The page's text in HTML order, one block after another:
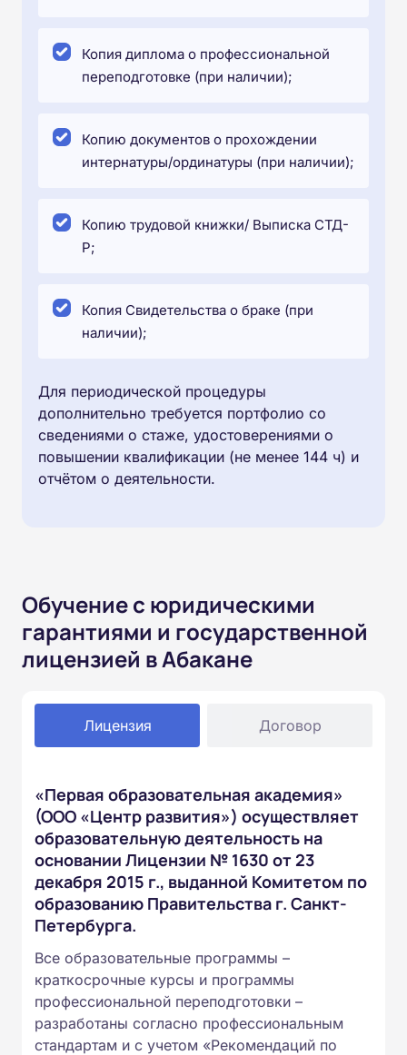
Копия диплома о профессиональной
переподготовке (при наличии);
Копию документов о прохождении
интернатуры/ординатуры (при наличии);
Копию трудовой книжки/ Выписка СТД-
Р;
Копия Свидетельства о браке (при
наличии);
Для периодической процедуры
дополнительно требуется портфолио со
сведениями о стаже, удостоверениями о
повышении квалификации (не менее 144 ч) и
отчётом о деятельности.
Обучение с юридическими
гарантиями и государственной
лицензией в Абакане
Лицензия Договор
«Первая образовательная академия»
(ООО «Центр развития») осуществляет
образовательную деятельность на
основании Лицензии № 1630 от 23
декабря 2015 г., выданной Комитетом по
образованию Правительства г. Санкт-
Петербурга.
Все образовательные программы –
краткосрочные курсы и программы
профессиональной переподготовки –
разработаны согласно профессиональным
стандартам и с учетом «Рекомендаций по